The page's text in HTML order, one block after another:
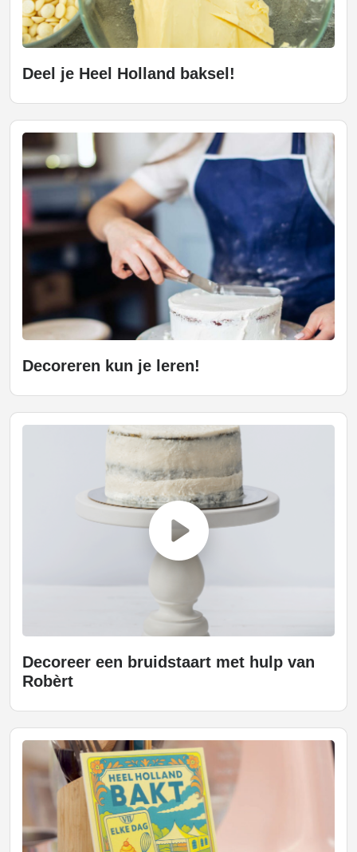
Deel je Heel Holland baksel!
Decoreren kun je leren!
Decoreer een bruidstaart met hulp van
Robèrt